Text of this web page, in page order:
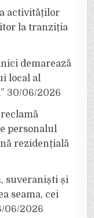
activităților
la tranziția
demarează
local al
30/06/2026
personalul
rezidențială
suveraniști și
seama, cei
06/2026